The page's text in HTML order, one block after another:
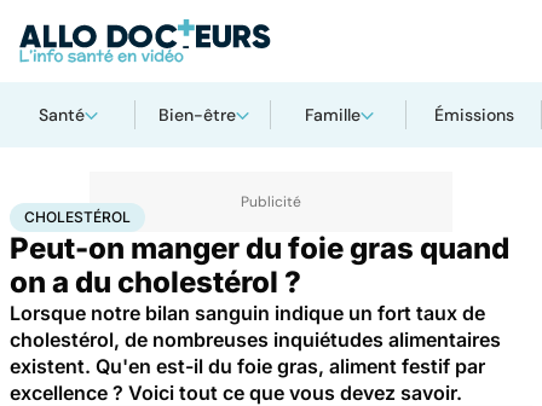
Santé Bien-être Famille Émissions
AccueilBien-être Nutrition Cholestérol
CHOLESTÉROL
Peut-on manger du foie gras quand
on a du cholestérol ?
Lorsque notre bilan sanguin indique un fort taux de
cholestérol, de nombreuses inquiétudes alimentaires
existent. Qu'en est-il du foie gras, aliment festif par
excellence ? Voici tout ce que vous devez savoir.